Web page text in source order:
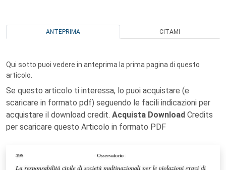
ANTEPRIMA CITAMI
Qui sotto puoi vedere in anteprima la prima pagina di questo
articolo.
Se questo articolo ti interessa, lo puoi acquistare (e
scaricare in formato pdf) seguendo le facili indicazioni per
acquistare il download credit. Acquista Download Credits
per scaricare questo Articolo in formato PDF